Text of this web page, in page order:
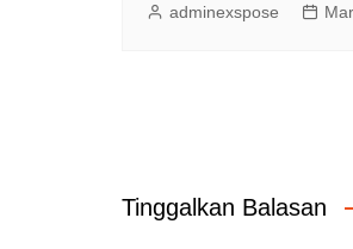
adminexspose
Tinggalkan Balasan